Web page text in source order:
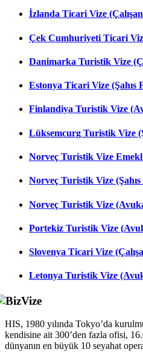
İzlanda Ticari Vize
Çek Cumhuriyeti Ticari
Danimarka Turistik Vize
Estonya Ticari Vize (Şahıs
Finlandiya Turistik Vize
Lüksemcurg Turistik Vize
Norveç Turistik Vize
Norveç Turistik Vize (Şahıs
Norveç Turistik Vize
Portekiz Turistik Vize
Slovenya Ticari Vize
Letonya Turistik Vize
HIS, 1980 yılında Tokyo’da
kendisine ait 300’den fazla ofisi,
dünyanın en büyük 10 seyahat